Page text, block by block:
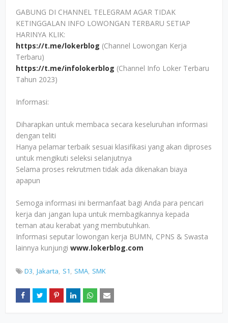
GABUNG DI CHANNEL TELEGRAM AGAR TIDAK
KETINGGALAN INFO LOWONGAN TERBARU SETIAP
HARINYA KLIK:
https://t.me/lokerblog (Channel Lowongan Kerja
Terbaru)
https://t.me/infolokerblog (Channel Info Loker Terbaru
Tahun 2023)
Informasi:
Diharapkan untuk membaca secara keseluruhan informasi
dengan teliti
Hanya pelamar terbaik sesuai klasifikasi yang akan diproses
untuk mengikuti seleksi selanjutnya
Selama proses rekrutmen tidak ada dikenakan biaya
apapun
Semoga informasi ini bermanfaat bagi Anda para pencari
kerja dan jangan lupa untuk membagikannya kepada
teman atau kerabat yang membutuhkan.
Informasi seputar lowongan kerja BUMN, CPNS & Swasta
lainnya kunjungi www.lokerblog.com
D3 Jakarta S1 SMA SMK